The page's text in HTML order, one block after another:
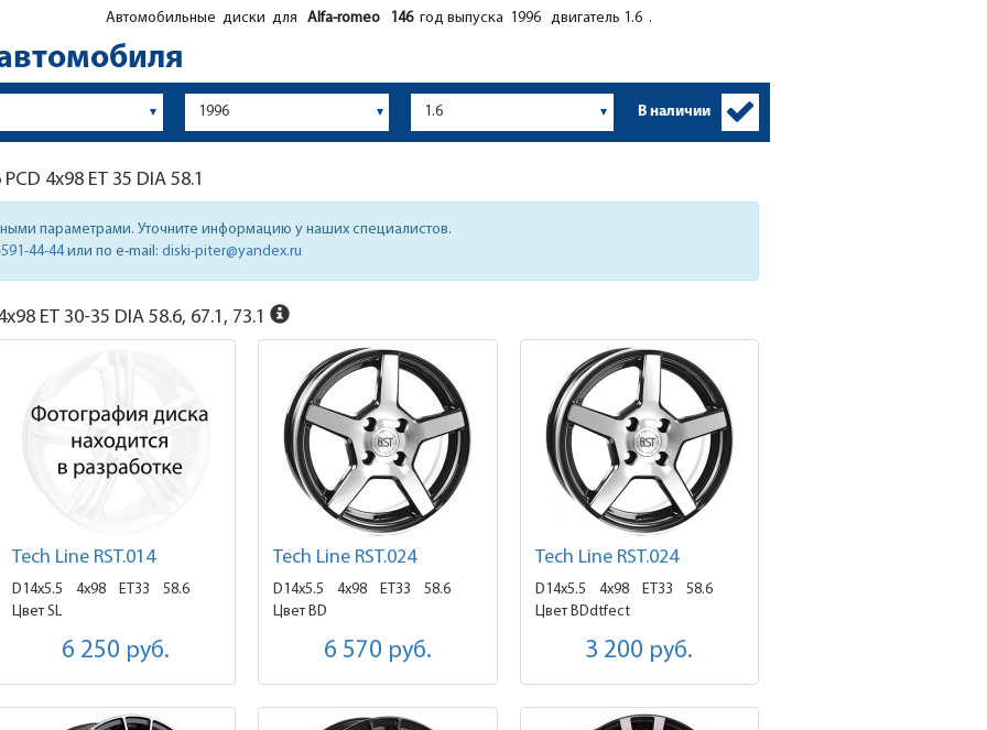
Автомобильные диски для
Alfa-romeo 146год выпуска 1996 двигатель 1.6 .
В наличии
PCD 4x98 ET 35 DIA 58.1
параметрами. Уточните информацию у наших специалистов.
44-44или по e-mail: diski-piter@yandex.ru
ET 30-35 DIA 58.6, 67.1, 73.1
Tech Line RST.014
D14x5.5 4x98 ET33
58.6
Цвет SL
6 250 руб.
Tech Line RST.024
D14x5.5 4x98 ET33
58.6
Цвет BD
6 570 руб.
Tech Line RST.024
D14x5.5 4x98 ET33
58.6
Цвет BDdtfect
3 200 руб.